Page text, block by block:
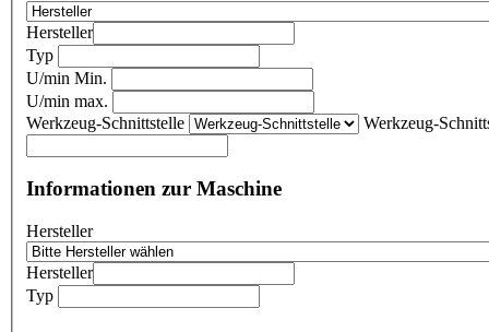
Hersteller
Typ
U/min Min.
U/min max.
Werkzeug-Schnittstelle
Werkzeug-
Informationen zur Maschine
Hersteller
Hersteller
Typ